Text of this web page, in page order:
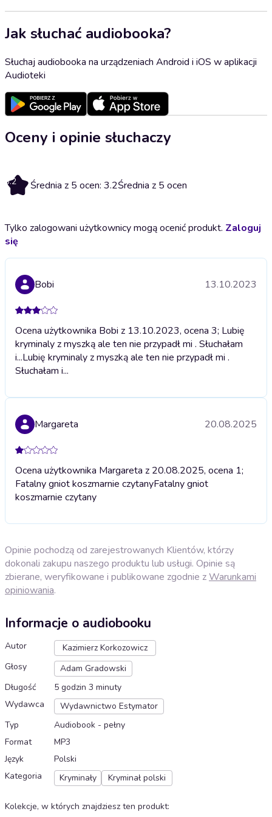
Jak słuchać audiobooka?
Słuchaj audiobooka na urządzeniach Android i iOS w aplikacji
Audioteki
Oceny i opinie słuchaczy
3.2 Średnia z 5 ocen: 3.2Średnia z 5 ocen
Tylko zalogowani użytkownicy mogą ocenić produkt. Zaloguj
się
Bobi 13.10.2023
Ocena użytkownika Bobi z 13.10.2023, ocena 3; Lubię
kryminaly z myszką ale ten nie przypadł mi . Słuchałam
i...Lubię kryminaly z myszką ale ten nie przypadł mi .
Słuchałam i...
Margareta 20.08.2025
Ocena użytkownika Margareta z 20.08.2025, ocena 1;
Fatalny gniot koszmarnie czytanyFatalny gniot
koszmarnie czytany
Opinie pochodzą od zarejestrowanych Klientów, którzy
dokonali zakupu naszego produktu lub usługi. Opinie są
zbierane, weryfikowane i publikowane zgodnie zWarunkami
opiniowania.
Informacje o audiobooku
Autor
Kazimierz Korkozowicz
Głosy
Adam Gradowski
Długość
5 godzin 3 minuty
Wydawca
Wydawnictwo Estymator
Typ
Audiobook - pełny
Format
MP3
Język
Polski
Kategoria
Kryminały Kryminał polski
Kolekcje, w których znajdziesz ten produkt: